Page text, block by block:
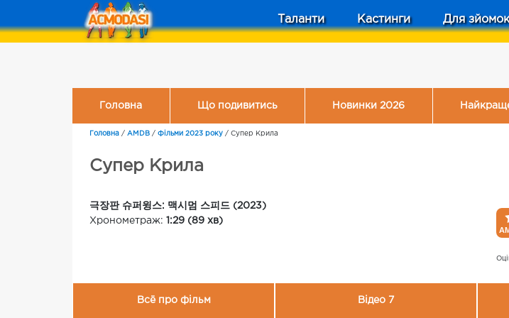
Таланти Кастинги Для зйомок
Головна Що подивитись Новинки 2026
Головна / AMDB / Фільми 2023 року / Супер Крила
Супер Крила
극장판 슈퍼윙스: 맥시멈 스피드 (2023)
Хронометраж: 1:29 (89 хв)
Всё про фільм Відео 7